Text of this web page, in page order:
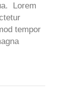
Lorem
tempor